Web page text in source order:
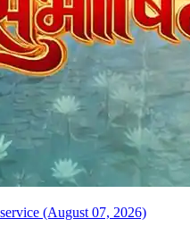
(August 07, 2026)